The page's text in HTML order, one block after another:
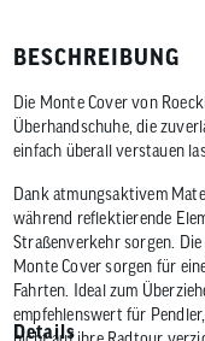
BESCHREIBUNG
Die Monte Cover von
Überhandschuhe, die
einfach überall verstauen
Dank atmungsaktivem
während reflektierende
Straßenverkehr sorgen.
Monte Cover sorgen für
Fahrten. Ideal zum
empfehlenswert für
Details